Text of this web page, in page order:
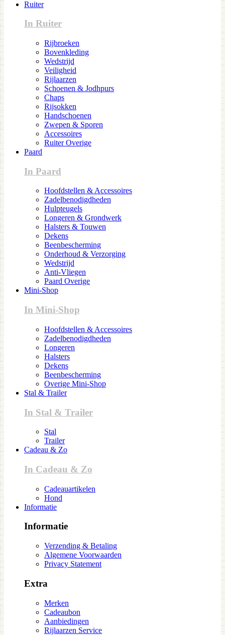
Ruiter
In Ruiter
Rijbroeken
Bovenkleding
Wedstrijd
Veiligheid
Rijlaarzen
Schoenen & Jodhpurs
Chaps
Rijsokken
Handschoenen
Zwepen & Sporen
Accessoires
Ruiter Overige
Paard
In Paard
Hoofdstellen & Accessoires
Zadelbenodigdheden
Hulpteugels
Longeren & Grondwerk
Halsters & Touwen
Dekens
Beenbescherming
Onderhoud & Verzorging
Wedstrijd
Anti-Vliegen
Paard Overige
Mini-Shop
In Mini-Shop
Hoofdstellen & Accessoires
Zadelbenodigdheden
Longeren
Halsters
Dekens
Beenbescherming
Overige Mini-Shop
Stal & Trailer
In Stal & Trailer
Stal
Trailer
Cadeau & Zo
In Cadeau & Zo
Cadeauartikelen
Hond
Informatie
Informatie
Verzending & Betaling
Algemene Voorwaarden
Privacy Statement
Extra
Merken
Cadeaubon
Aanbiedingen
Rijlaarzen Service